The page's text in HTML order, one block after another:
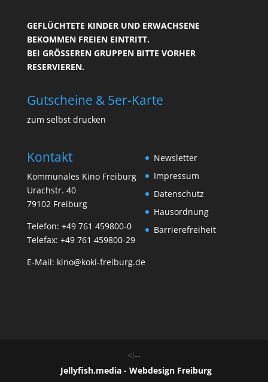
GEFLÜCHTETE KINDER UND ERWACHSENE
BEKOMMEN FREIEN EINTRITT.
BEI GRÖSSEREN GRUPPEN BITTE VORHER R
ESERVIEREN.
Gutscheine & 5er-Karte
zum selbst drucken
Kontakt
Kommunales Kino Freiburg
Urachstr. 40
79102 Freiburg
Telefon: +49 761 459800-0
Telefax: +49 761 459800-29
E-Mail: kino@koki-freiburg.de
Newsletter
Impressum
Datenschutz
Hausordnung
Barrierefreiheit
<!--
Jellyfish.media - Webdesign Freiburg